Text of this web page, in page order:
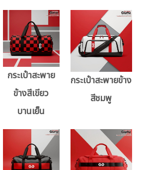
กระเป๋าสะพาย
ข้างสีเขียว
บานเย็น
กระเป๋าสะพายข้าง
สีชมพู